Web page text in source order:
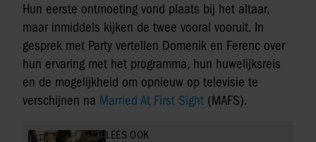
Hun eerste ontmoeting vond plaats bij het altaar,
maar inmiddels kijken de twee vooral vooruit. In
gesprek met Party vertellen Domenik en Ferenc over
hun ervaring met het programma, hun huwelijksreis
en de mogelijkheid om opnieuw op televisie te
verschijnen na Married At First Sight (MAFS).
LEES OOK